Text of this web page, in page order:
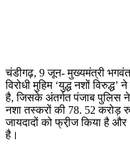
चंडीगढ़, 9 जून- मुख्यमंत्री भगवंत
विरोधी मुहिम ‘युद्ध नशों
है, जिसके अंतर्गत पंजाब पुलिस
नशा तस्करों की 78. 52 करोड़
जायदादों को फ्री़ज किया है
है।